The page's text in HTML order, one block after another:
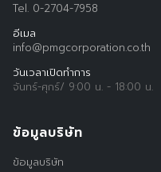
Search
Tel. 0-2704-7958
อีเมล
info@pmgcorporation.co.th
วันเวลาเปิดทำการ
จันทร์-ศุกร์/ 9:00 น. - 18:00 น.
ข้อมูลบริษัท
ข้อมูลบริษัท